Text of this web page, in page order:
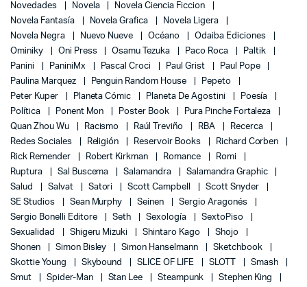
Novedades
Novela
Novela Ciencia Ficcion
Novela Fantasía
Novela Grafica
Novela Ligera
Novela Negra
Nuevo Nueve Océano
Odaiba Ediciones
Ominiky
Oni Press Osamu Tezuka Paco Roca
Paltik
Panini
PaniniMx Pascal Croci Paul Grist
Paul Pope
Paulina Marquez
Penguin Random House
Pepeto
Peter Kuper
Planeta Cómic Planeta De Agostini
Poesía
Política
Ponent Mon Poster Book
Pura Pinche Fortaleza
Quan Zhou Wu
Racismo Raúl Treviño RBA
Recerca
Redes Sociales
Religión Reservoir Books
Richard Corben
Rick Remender
Robert Kirkman Romance
Romi
Ruptura
Sal Buscema Salamandra
Salamandra Graphic
Salud
Salvat Satori Scott Campbell
Scott Snyder
SE Studios
Sean Murphy Seinen
Sergio Aragonés
Sergio Bonelli Editore
Seth Sexología
SextoPiso
Sexualidad
Shigeru Mizuki Shintaro Kago
Shojo
Shonen
Simon Bisley Simon Hanselmann
Sketchbook
Skottie Young
Skybound SLICE OF LIFE SLOTT
Smash
Smut
Spider-Man Stan Lee Steampunk
Stephen King